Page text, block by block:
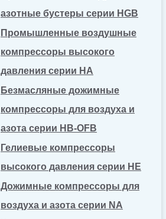
азотные бустеры серии HGB
Промышленные воздушные
компрессоры высокого
давления серии HA
Безмасляные дожимные
компрессоры для воздуха и
азота серии HB-OFB
Гелиевые компрессоры
высокого давления серии HE
Дожимные компрессоры для
воздуха и азота серии NA